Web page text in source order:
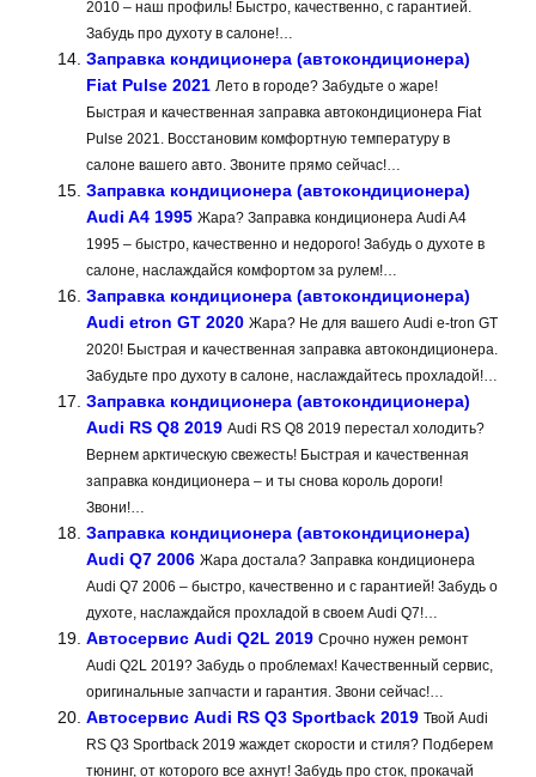
2010 – наш профиль! Быстро, качественно, с гарантией.
Забудь про духоту в салоне!…
Заправка кондиционера (автокондиционера)
Fiat Pulse 2021 Лето в городе? Забудьте о жаре!
Быстрая и качественная заправка автокондиционера Fiat
Pulse 2021. Восстановим комфортную температуру в
салоне вашего авто. Звоните прямо сейчас!…
Заправка кондиционера (автокондиционера)
Audi A4 1995 Жара? Заправка кондиционера Audi A4
1995 – быстро, качественно и недорого! Забудь о духоте в
салоне, наслаждайся комфортом за рулем!…
Заправка кондиционера (автокондиционера)
Audi etron GT 2020 Жара? Не для вашего Audi e-tron GT
2020! Быстрая и качественная заправка автокондиционера.
Забудьте про духоту в салоне, наслаждайтесь прохладой!…
Заправка кондиционера (автокондиционера)
Audi RS Q8 2019 Audi RS Q8 2019 перестал холодить?
Вернем арктическую свежесть! Быстрая и качественная
заправка кондиционера – и ты снова король дороги!
Звони!…
Заправка кондиционера (автокондиционера)
Audi Q7 2006 Жара достала? Заправка кондиционера
Audi Q7 2006 – быстро, качественно и с гарантией! Забудь о
духоте, наслаждайся прохладой в своем Audi Q7!…
Автосервис Audi Q2L 2019 Срочно нужен ремонт
Audi Q2L 2019? Забудь о проблемах! Качественный сервис,
оригинальные запчасти и гарантия. Звони сейчас!…
Автосервис Audi RS Q3 Sportback 2019 Твой Audi
RS Q3 Sportback 2019 жаждет скорости и стиля? Подберем
тюнинг, от которого все ахнут! Забудь про сток, прокачай